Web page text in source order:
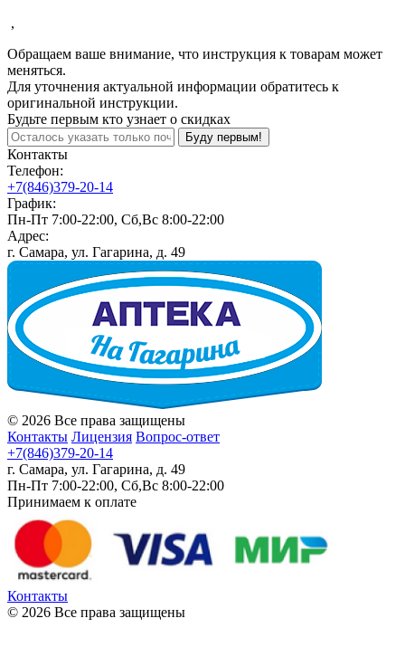
,
Обращаем ваше внимание, что инструкция к товарам может
меняться.
Для уточнения актуальной информации обратитесь к
оригинальной инструкции.
Будьте первым кто узнает о скидках
Буду первым!
Контакты
Телефон:
+7(846)379-20-14
График:
Пн-Пт 7:00-22:00, Сб,Вс 8:00-22:00
Адрес:
г. Самара, ул. Гагарина, д. 49
© 2026 Все права защищены
Контакты Лицензия Вопрос-ответ
+7(846)379-20-14
г. Самара, ул. Гагарина, д. 49
Пн-Пт 7:00-22:00, Сб,Вс 8:00-22:00
Принимаем к оплате
Контакты
© 2026 Все права защищены